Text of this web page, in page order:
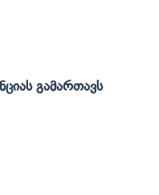
Გამართავს